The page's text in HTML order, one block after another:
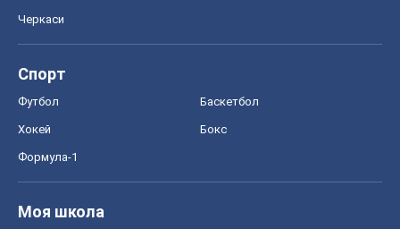
Черкаси
Спорт
Футбол Баскетбол
Хокей Бокс
Формула-1
Моя школа